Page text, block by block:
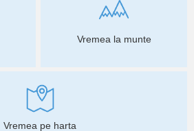
Vremea la munte
Vremea pe harta